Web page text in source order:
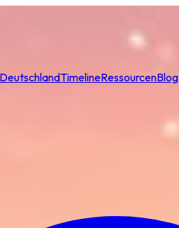
DeutschlandTimelineRessourcenBlog